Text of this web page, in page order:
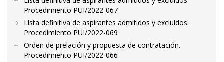
Procedimiento PUI/2022-067
Lista definitiva de aspirantes admitidos y excluidos.
Procedimiento PUI/2022-069
Orden de prelación y propuesta de contratación.
Procedimiento PUI/2022-066